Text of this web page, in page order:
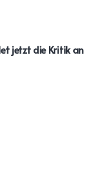
jetzt die Kritik an